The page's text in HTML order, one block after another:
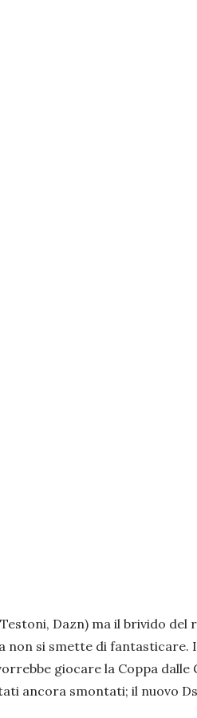
Dazn) ma il brivido del
non si smette di
giocare la Coppa dalle
ancora smontati; il nuovo